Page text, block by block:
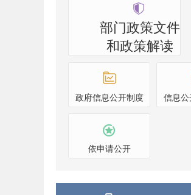
部门政策文件
和政策解读
政府信息公开制度 信息公
依申请公开